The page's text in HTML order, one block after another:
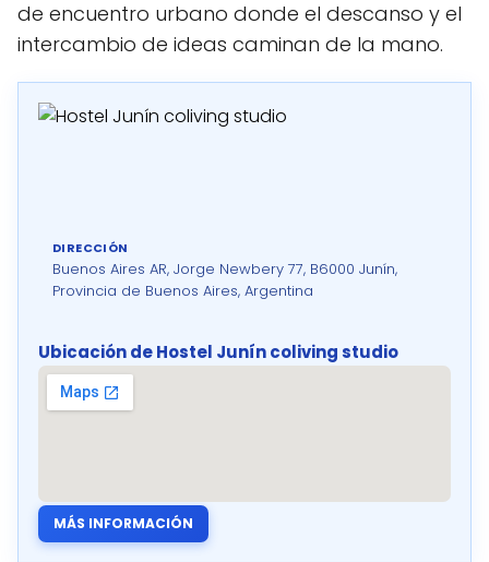
de encuentro urbano donde el descanso y el
intercambio de ideas caminan de la mano.
DIRECCIÓN
Buenos Aires AR, Jorge Newbery 77, B6000 Junín,
Provincia de Buenos Aires, Argentina
Ubicación de Hostel Junín coliving studio
MÁS INFORMACIÓN